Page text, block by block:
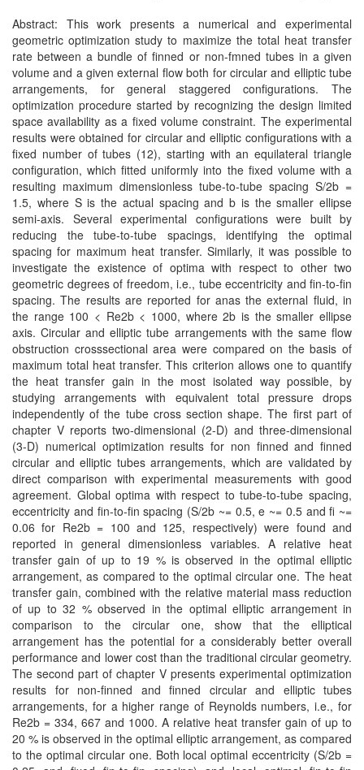
Abstract: This work presents a numerical and experimental
geometric optimization study to maximize the total heat transfer
rate between a bundle of finned or non-fmned tubes in a given
volume and a given external flow both for circular and elliptic tube
arrangements, for general staggered configurations. The
optimization procedure started by recognizing the design limited
space availability as a fixed volume constraint. The experimental
results were obtained for circular and elliptic configurations with a
fixed number of tubes (12), starting with an equilateral triangle
configuration, which fitted uniformly into the fixed volume with a
resulting maximum dimensionless tube-to-tube spacing S/2b =
1.5, where S is the actual spacing and b is the smaller ellipse
semi-axis. Several experimental configurations were built by
reducing the tube-to-tube spacings, identifying the optimal
spacing for maximum heat transfer. Similarly, it was possible to
investigate the existence of optima with respect to other two
geometric degrees of freedom, i.e., tube eccentricity and fin-to-fin
spacing. The results are reported for anas the external fluid, in
the range 100 < Re2b < 1000, where 2b is the smaller ellipse
axis. Circular and elliptic tube arrangements with the same flow
obstruction crosssectional area were compared on the basis of
maximum total heat transfer. This criterion allows one to quantify
the heat transfer gain in the most isolated way possible, by
studying arrangements with equivalent total pressure drops
independently of the tube cross section shape. The first part of
chapter V reports two-dimensional (2-D) and three-dimensional
(3-D) numerical optimization results for non finned and finned
circular and elliptic tubes arrangements, which are validated by
direct comparison with experimental measurements with good
agreement. Global optima with respect to tube-to-tube spacing,
eccentricity and fin-to-fin spacing (S/2b ~= 0.5, e ~= 0.5 and fi ~=
0.06 for Re2b = 100 and 125, respectively) were found and
reported in general dimensionless variables. A relative heat
transfer gain of up to 19 % is observed in the optimal elliptic
arrangement, as compared to the optimal circular one. The heat
transfer gain, combined with the relative material mass reduction
of up to 32 % observed in the optimal elliptic arrangement in
comparison to the circular one, show that the elliptical
arrangement has the potential for a considerably better overall
performance and lower cost than the traditional circular geometry.
The second part of chapter V presents experimental optimization
results for non-finned and finned circular and elliptic tubes
arrangements, for a higher range of Reynolds numbers, i.e., for
Re2b = 334, 667 and 1000. A relative heat transfer gain of up to
20 % is observed in the optimal elliptic arrangement, as compared
to the optimal circular one. Both local optimal eccentricity (S/2b =